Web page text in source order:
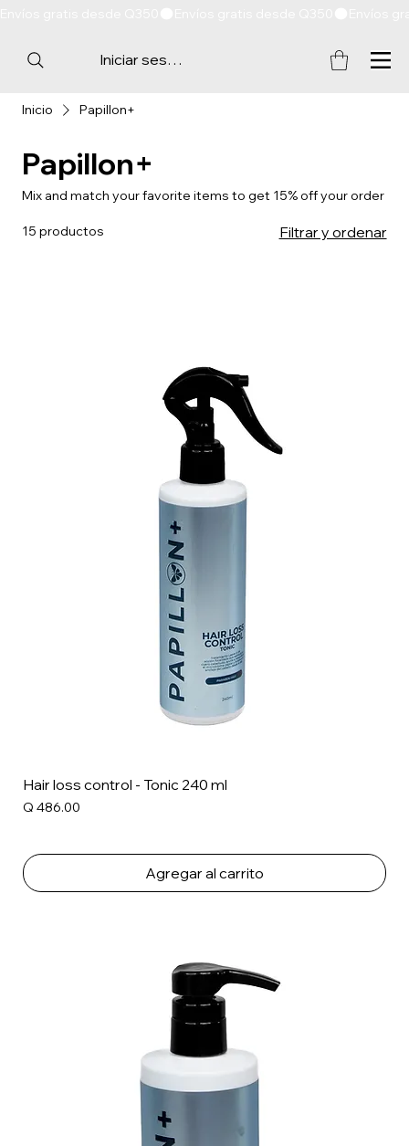
Iniciar sesión
Inicio Papillon+
Papillon+
Mix and match your favorite items to get 15% off your order
15 productos Filtrar y ordenar
Hair loss control - Tonic 240 ml
Precio
Q 486.00
Agregar al carrito